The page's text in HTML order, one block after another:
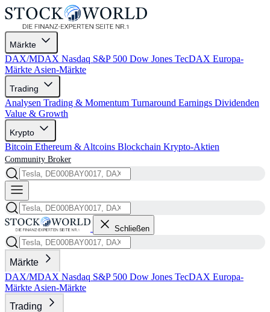
Märkte
DAX/MDAX Nasdaq S&P 500 Dow Jones TecDAX Europa-
Märkte Asien-Märkte
Trading
Analysen Trading & Momentum Turnaround Earnings Dividenden
Value & Growth
Krypto
Bitcoin Ethereum & Altcoins Blockchain Krypto-Aktien
Community Broker
Schließen
Märkte
DAX/MDAX Nasdaq S&P 500 Dow Jones TecDAX Europa-
Märkte Asien-Märkte
Trading